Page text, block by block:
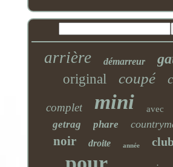
arrière démarreur
original coupé
complet mini avec
getrag phare
noir droite année